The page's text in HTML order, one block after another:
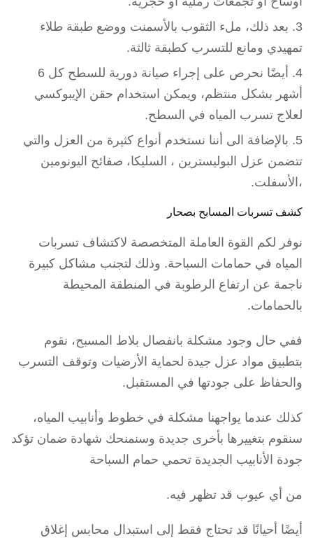
بعد ذلك، ملء الثقوب بالأسمنت ووضع طبقة طلاء
تمهيدي ومانع للتسرب كطبقة ثالثة.
أيضًا نحرص على إجراء صيانة دورية للسطح كل 6
أشهر بشكل منتظم، ويمكن استخدام حقن الإيبوكسي
لعلاج تسرب المياه في السطح.
بالإضافة الى أننا نستخدم أنواع كثيرة من العزل والتي
تتضمن عزل البوليسترين ، السليكا، صفائح اليونومين
،الأسفلت.
كشف تسربات المسابح بصحار
نوفر لكم القوة العاملة المتخصصة لاكتشاف تسربات
المياه في حمامات السباحة. وذلك لتجنب مشاكل كبيرة
ناجمة عن ارتفاع الرطوبة في المنطقة المحيطة
بالحمامات.
ففي حال وجود مشكلة بانفصال بلاط المسبح، نقوم
بتطبيق مواد عزل جيدة لحماية الأرضيات وتوقف التسرب
والحفاظ على جودتها في المستقبل.
كذلك عندما يواجهنا مشكلة في خطوط وأنابيب المياه،
سنقوم بتغييرها بأخرى جديدة وسنمنحك شهادة ضمان تؤكد
جودة الأنابيب الجديدة تحمي حمام السباحة
من أي عيوب قد تظهر فيه.
أيضًا أحيانًا قد تحتاج فقط إلى استبدال محابس إغلاق